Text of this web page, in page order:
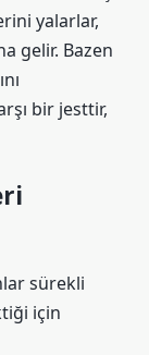
yalarlar,
gelir. Bazen
bir jesttir,
sürekli
için